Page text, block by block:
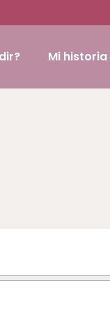
Mi historia